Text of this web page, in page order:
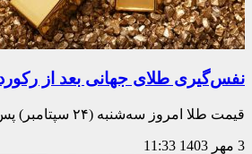
نفس‌گیری طلای جهانی بعد از
قیمت طلا امروز سه‌شنبه (۲۴ سپتامبر) پس از اظهارات مقامات فدرال رزرو ایالات‌متحده مبنی بر
3 مهر 1403 11:33